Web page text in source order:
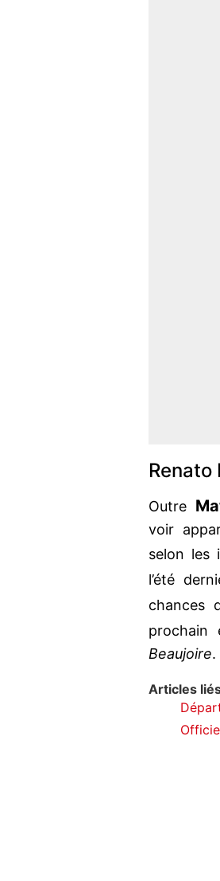
Outre
voir
selon les
l’été
chances
prochain
Beaujoire.
Articles